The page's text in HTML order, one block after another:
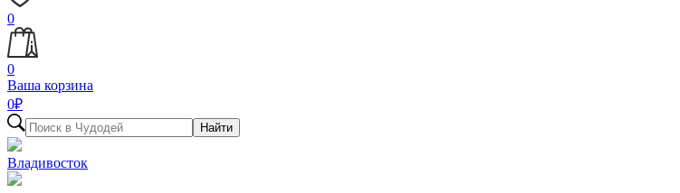
0
0
Ваша корзина
0₽
Найти
Владивосток